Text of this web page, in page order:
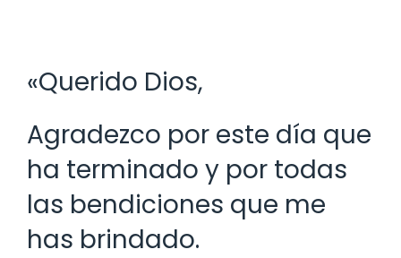
«Querido Dios,
Agradezco por este día que
ha terminado y por todas
las bendiciones que me
has brindado.